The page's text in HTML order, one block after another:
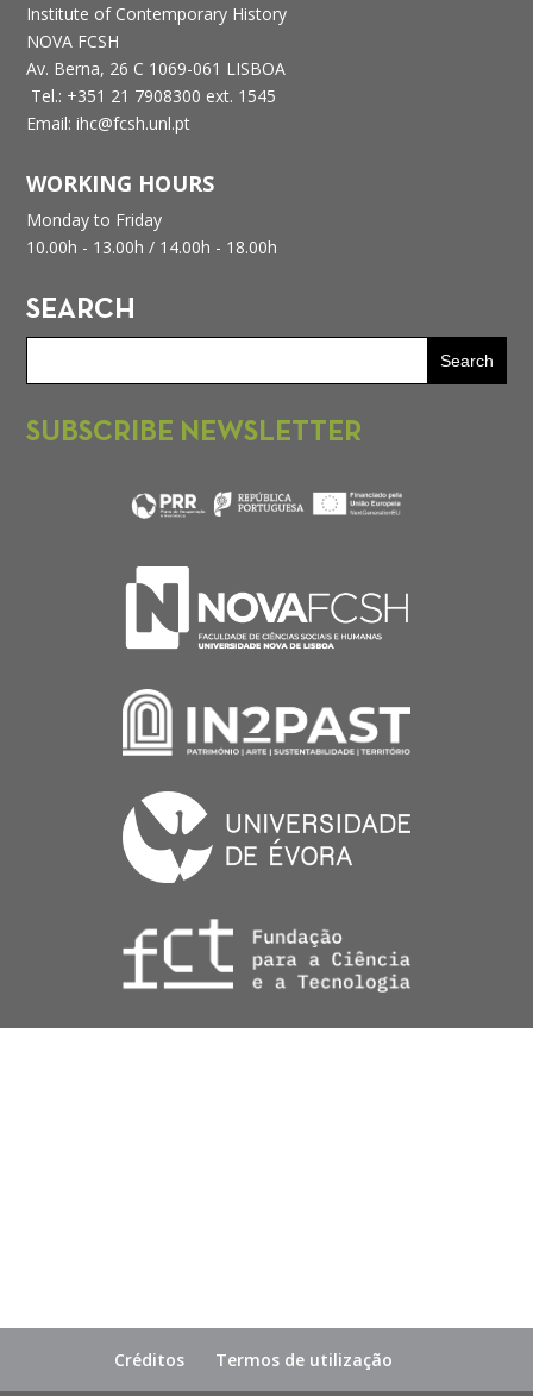
Institute of Contemporary History
NOVA FCSH
Av. Berna, 26 C 1069-061 LISBOA
Tel.: +351 21 7908300 ext. 1545
Email: ihc@fcsh.unl.pt
WORKING HOURS
Monday to Friday
10.00h - 13.00h / 14.00h - 18.00h
SEARCH
SUBSCRIBE NEWSLETTER
Créditos Termos de utilização